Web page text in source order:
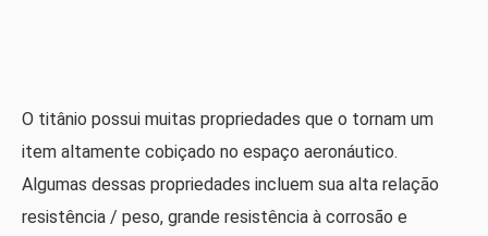
O titânio possui muitas propriedades que o tornam um
item altamente cobiçado no espaço aeronáutico.
Algumas dessas propriedades incluem sua alta relação
resistência / peso, grande resistência à corrosão e